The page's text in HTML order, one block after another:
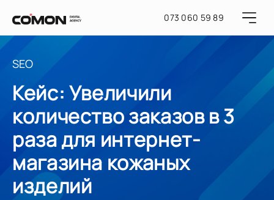
073 060 59 89
SEO
Кейс: Увеличили
количество заказов в 3
раза для интернет-
магазина кожаных
изделий